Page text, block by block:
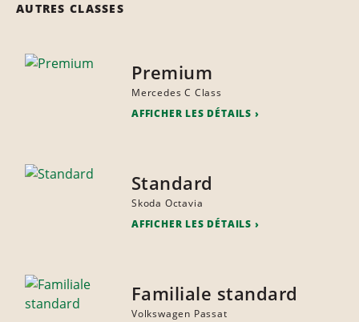
AUTRES CLASSES
Premium
Mercedes C Class
AFFICHER LES DÉTAILS
Standard
Skoda Octavia
AFFICHER LES DÉTAILS
Familiale standard
Volkswagen Passat